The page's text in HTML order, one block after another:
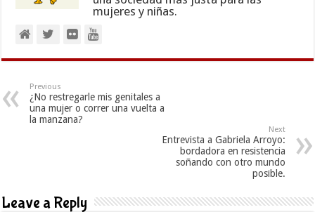
mujeres y niñas.
Previous
¿No restregarle mis genitales a
una mujer o correr una vuelta a
la manzana?
Next
Entrevista a Gabriela Arroyo:
bordadora en resistencia
soñando con otro mundo
posible.
Leave a Reply